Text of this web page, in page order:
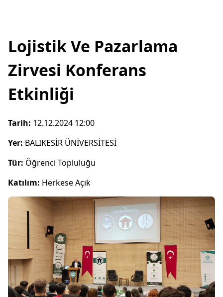
Lojistik Ve Pazarlama
Zirvesi Konferans
Etkinliği
Tarih: 12.12.2024 12:00
Yer: BALIKESİR ÜNİVERSİTESİ
Tür: Öğrenci Topluluğu
Katılım: Herkese Açık